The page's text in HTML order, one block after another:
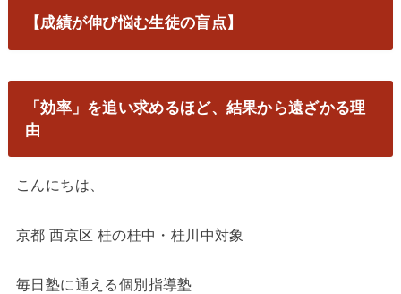
【成績が伸び悩む生徒の盲点】
「効率」を追い求めるほど、結果から遠ざかる理
由
こんにちは、
京都 西京区 桂の桂中・桂川中対象
毎日塾に通える個別指導塾